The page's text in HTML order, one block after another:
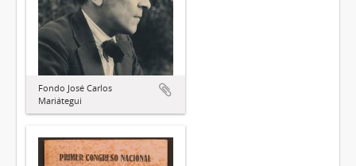
Fondo José Carlos
Mariátegui